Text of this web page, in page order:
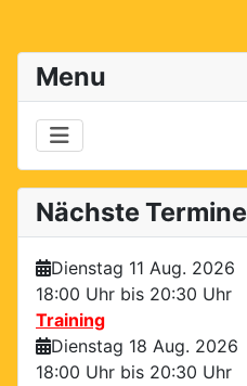
Menu
Nächste Termine
Dienstag 11 Aug. 2026
18:00 Uhr bis 20:30 Uhr
Training
Dienstag 18 Aug. 2026
18:00 Uhr bis 20:30 Uhr